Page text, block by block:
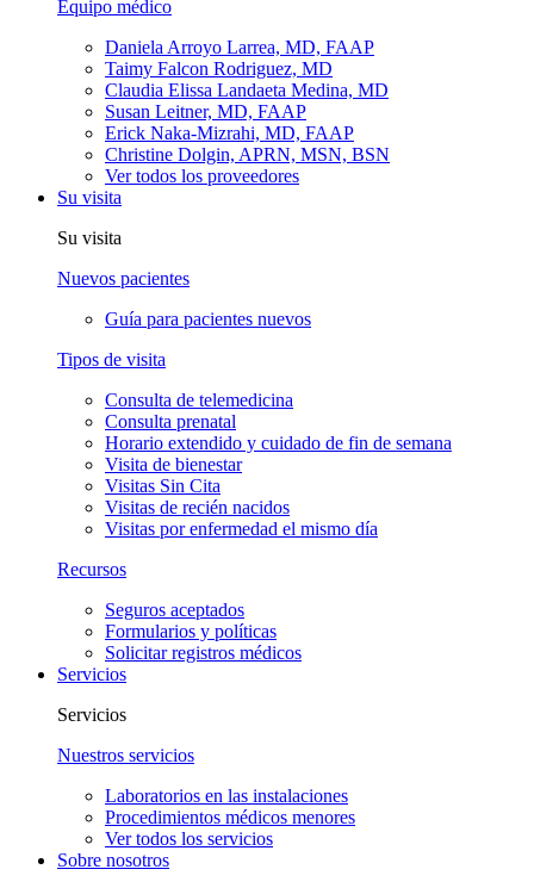
Equipo médico
Daniela Arroyo Larrea, MD, FAAP
Taimy Falcon Rodriguez, MD
Claudia Elissa Landaeta Medina, MD
Susan Leitner, MD, FAAP
Erick Naka-Mizrahi, MD, FAAP
Christine Dolgin, APRN, MSN, BSN
Ver todos los proveedores
Su visita
Su visita
Nuevos pacientes
Guía para pacientes nuevos
Tipos de visita
Consulta de telemedicina
Consulta prenatal
Horario extendido y cuidado de fin de semana
Visita de bienestar
Visitas Sin Cita
Visitas de recién nacidos
Visitas por enfermedad el mismo día
Recursos
Seguros aceptados
Formularios y políticas
Solicitar registros médicos
Servicios
Servicios
Nuestros servicios
Laboratorios en las instalaciones
Procedimientos médicos menores
Ver todos los servicios
Sobre nosotros